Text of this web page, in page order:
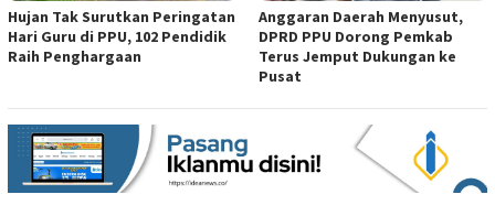
Hujan Tak Surutkan Peringatan
Hari Guru di PPU, 102 Pendidik
Raih Penghargaan
Anggaran Daerah Menyusut,
DPRD PPU Dorong Pemkab
Terus Jemput Dukungan ke
Pusat